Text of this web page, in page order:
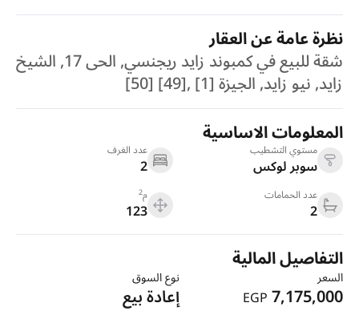
نظرة عامة عن العقار
شقة للبيع في كمبوند زايد ريجنسي, الحى 17, الشيخ
زايد, نيو زايد, الجيزة [1] ,[49] [50]
المعلومات الاساسية
مستوي التشطيب
سوبر لوكس
عدد الغرف
2
عدد الحمامات
2
م2
123
التفاصيل المالية
السعر
7,175,000
EGP
نوع السوق
إعادة بيع